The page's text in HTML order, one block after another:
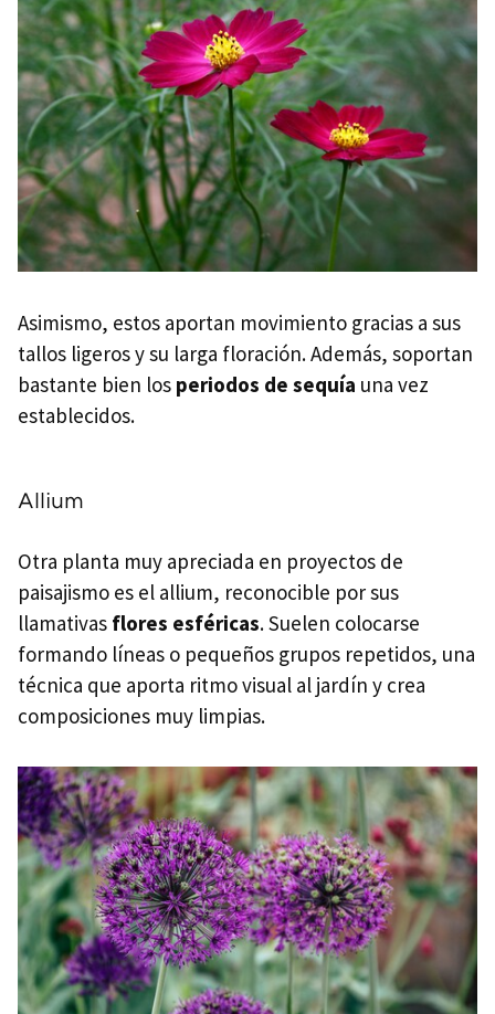
Asimismo, estos aportan movimiento gracias a sus
tallos ligeros y su larga floración. Además, soportan
bastante bien los periodos de sequía una vez
establecidos.
Allium
Otra planta muy apreciada en proyectos de
paisajismo es el allium, reconocible por sus
llamativas flores esféricas. Suelen colocarse
formando líneas o pequeños grupos repetidos, una
técnica que aporta ritmo visual al jardín y crea
composiciones muy limpias.